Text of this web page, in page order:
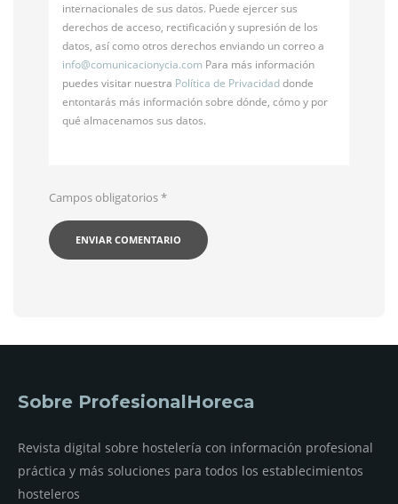
internacionales de sus datos. Puede ejercer sus
derechos de acceso, rectificación y supresión de los
datos, así como otros derechos enviando un correo a
info@comunicacionycia.com Para más información
puedes visitar nuestra Política de Privacidaddonde
entontarás más información sobre dónde, cómo y por
qué almacenamos sus datos.
Campos obligatorios*
Sobre ProfesionalHoreca
Revista digital sobre hostelería con información profesional
práctica y más soluciones para todos los establecimientos
hosteleros